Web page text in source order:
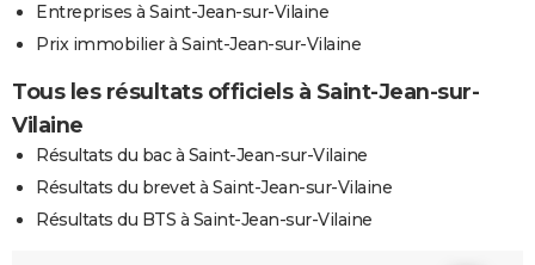
Entreprises à Saint-Jean-sur-Vilaine
Prix immobilier à Saint-Jean-sur-Vilaine
Tous les résultats officiels à Saint-Jean-sur-
Vilaine
Résultats du bac à Saint-Jean-sur-Vilaine
Résultats du brevet à Saint-Jean-sur-Vilaine
Résultats du BTS à Saint-Jean-sur-Vilaine